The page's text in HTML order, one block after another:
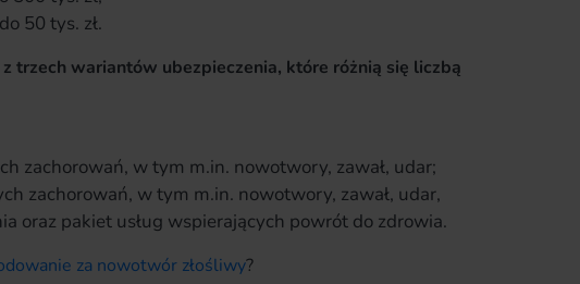
50 tys. zł.
trzech wariantów ubezpieczenia, które różnią się liczbą
zachorowań, w tym m.in. nowotwory, zawał, udar;
zachorowań, w tym m.in. nowotwory, zawał, udar,
oraz pakiet usług wspierających powrót do zdrowia.
za nowotwór złośliwy?